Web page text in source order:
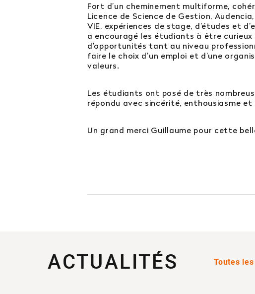
Fort d’un cheminement multiforme,
Licence de Science de Gestion,
VIE, expériences de stage, d’études et
a encouragé les étudiants à être
d’opportunités tant au niveau
faire le choix d’un emploi et d’une
valeurs.
Les étudiants ont posé de très
répondu avec sincérité, enthousiasme et
Un grand merci Guillaume pour cette
ACTUALITÉS Toutes